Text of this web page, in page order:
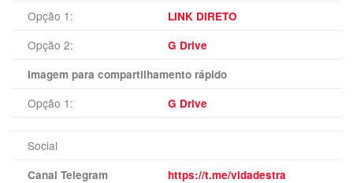
Opção 1: LINK DIRETO
Opção 2:
G Drive
Imagem para compartilhamento rápido
Opção 1: G Drive
Social
Canal Telegram https://t.me/vidadestra